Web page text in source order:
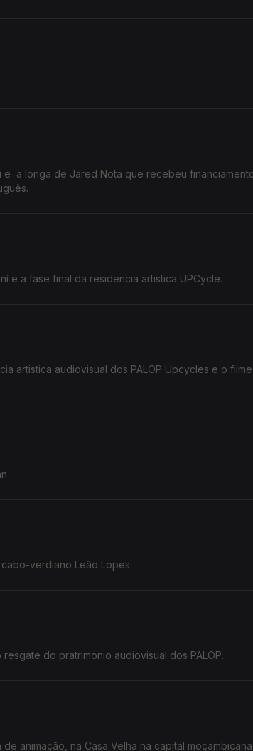
a longa de Jared Nota que recebeu
e a fase final da residencia artistica UPCycle.
artistica audiovisual dos PALOP Upcycles e o
cabo-verdiano Leão Lopes
Destacamos a residência artistica Up Cycle, que visa o resgate do pratrimonio audiovisual dos PALOP.
animação, na Casa Velha na capital